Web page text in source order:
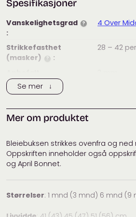
Spesifikasjoner
Vanskelighetsgrad ?
:
4 Over
Strikkefasthet
(masker)
? :
28 – 42
pinnestørrelse:
Vaskeanvisning:
Passer til:
Tags:
baby,
Sandnes
Kategorier:
og
Se mer ↓
Mer om produktet
Bleiebuksen strikkes ovenfra og ned
Oppskriften inneholder også
og April Bonnet.
Størrelser: 1 mnd (3 mnd) 6 mnd (9